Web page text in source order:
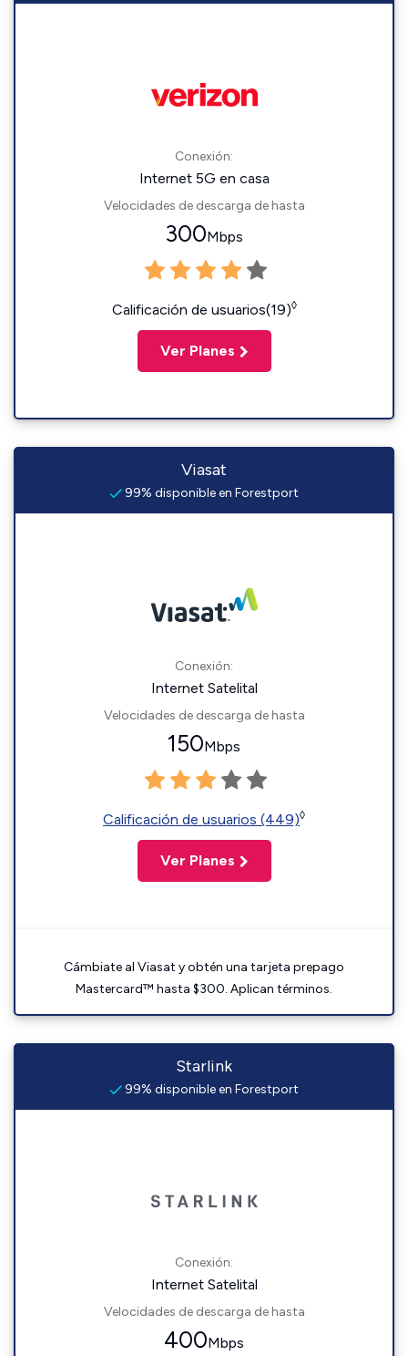
Conexión:
Internet 5G en casa
Velocidades de descarga de hasta
300Mbps
Calificación de usuarios(19)◊
Ver Planes
Viasat
99% disponible en Forestport
Conexión:
Internet Satelital
Velocidades de descarga de hasta
150Mbps
Calificación de usuarios (449)◊
Ver Planes
Cámbiate al Viasat y obtén una tarjeta prepago
Mastercard™ hasta $300. Aplican términos.
Starlink
99% disponible en Forestport
Conexión:
Internet Satelital
Velocidades de descarga de hasta
400Mbps